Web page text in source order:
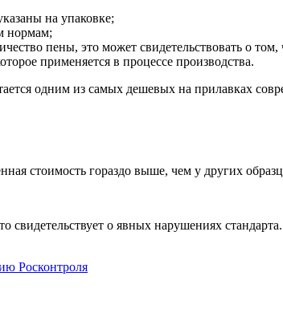
на упаковке;
нормам;
пены, это может свидетельствовать о
применяется в процессе производства.
одним из самых дешевых на прилавках
стоимость гораздо выше, чем у других
свидетельствует о явных нарушениях
Росконтроля